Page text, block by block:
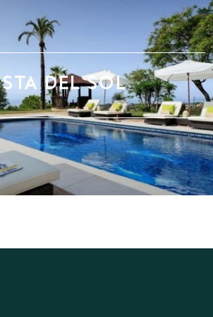
DEL SOL